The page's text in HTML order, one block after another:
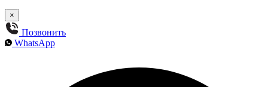
×
Позвонить
WhatsApp